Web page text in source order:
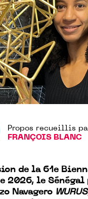
Propos recueillis
FRANÇOIS BLANC
de la 61e
2026, le Sénégal
Navagero WURUS